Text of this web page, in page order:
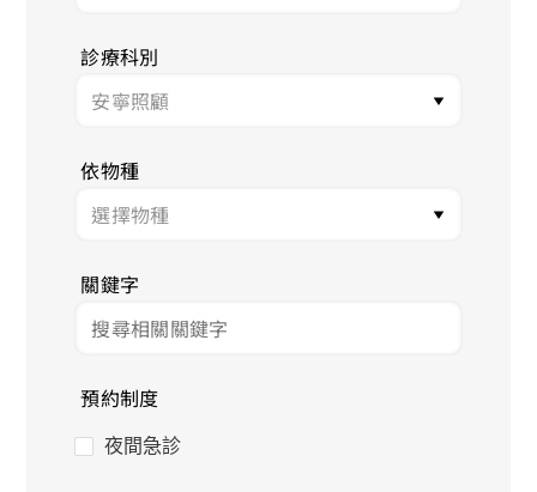
診療科別
依物種
關鍵字
預約制度
夜間急診